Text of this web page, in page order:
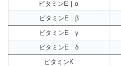
ビタミンE｜α
ビタミンE｜β
ビタミンE｜γ
ビタミンE｜δ
ビタミンK